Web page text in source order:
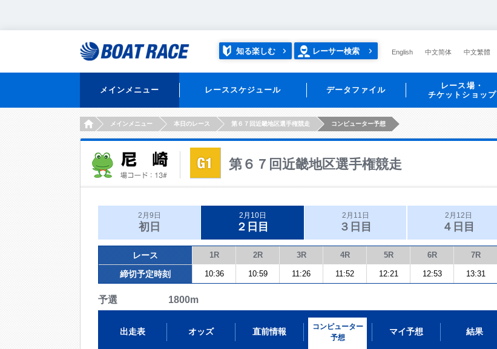
知る楽しむ レーサー検索 English 中文简体 中文繁體
メインメニュー レーススケジュール データファイル
レース場・
チケットショップ
HOMEメインメニュー 本日のレース 第６７回近畿地区選手権競走 コンピューター予想
第６７回近畿地区選手権競走
2月9日
初日
2月10日
２日目
2月11日
３日目
2月12日
４日目
レース 1R 2R 3R 4R 5R 6R 7R
締切予定時刻 10:36 10:59 11:26 11:52 12:21 12:53 13:31
予選 1800m
出走表 オッズ 直前情報
コンピューター
予想
マイ予想 結果